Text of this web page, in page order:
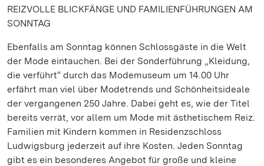
REIZVOLLE BLICKFÄNGE UND FAMILIENFÜHRUNGEN AM
SONNTAG
Ebenfalls am Sonntag können Schlossgäste in die Welt
der Mode eintauchen. Bei der Sonderführung „Kleidung,
die verführt“ durch das Modemuseum um 14.00 Uhr
erfährt man viel über Modetrends und Schönheitsideale
der vergangenen 250 Jahre. Dabei geht es, wie der Titel
bereits verrät, vor allem um Mode mit ästhetischem Reiz.
Familien mit Kindern kommen in Residenzschloss
Ludwigsburg jederzeit auf ihre Kosten. Jeden Sonntag
gibt es ein besonderes Angebot für große und kleine